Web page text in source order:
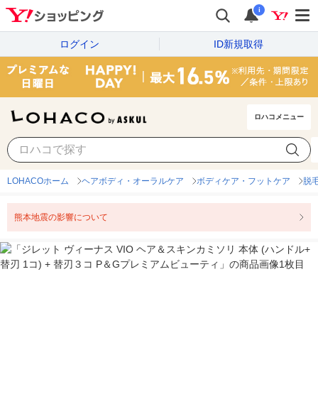
i
ログイン ID新規取得
ロハコメニュー
LOHACOホーム ヘアボディ・オーラルケア ボディケア・フットケア 脱
熊本地震の影響について